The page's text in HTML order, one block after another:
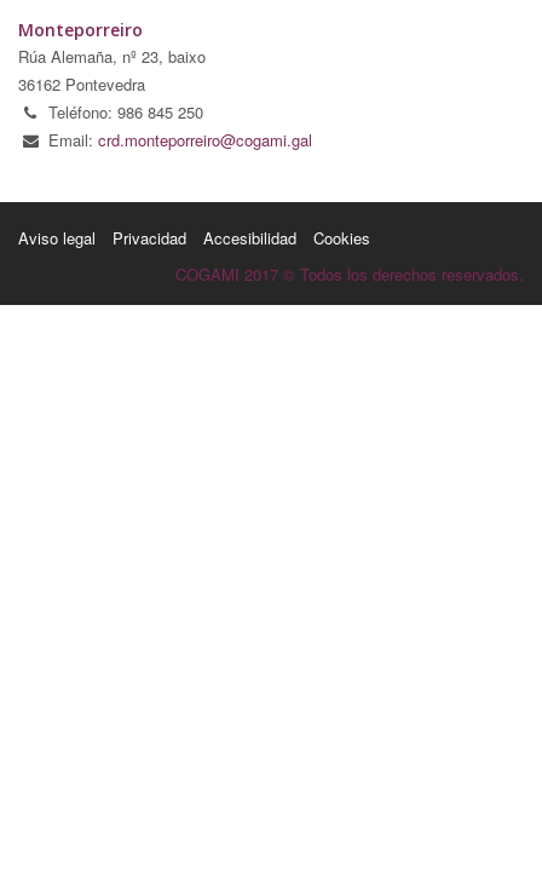
Monteporreiro
Rúa Alemaña, nº 23, baixo
36162 Pontevedra
Teléfono: 986 845 250
Email: crd.monteporreiro@cogami.gal
Aviso legal Privacidad Accesibilidad
Cookies
COGAMI 2017 © Todos los derechos reservados.